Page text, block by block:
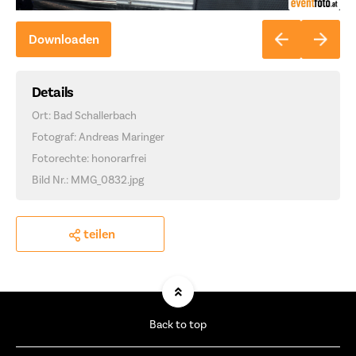
Downloaden
Details
Ort: Bad Schallerbach
Fotograf: Andreas Maringer
Fotorechte: honorarfrei
Bild Nr.: MMG_0832.jpg
teilen
Back to top